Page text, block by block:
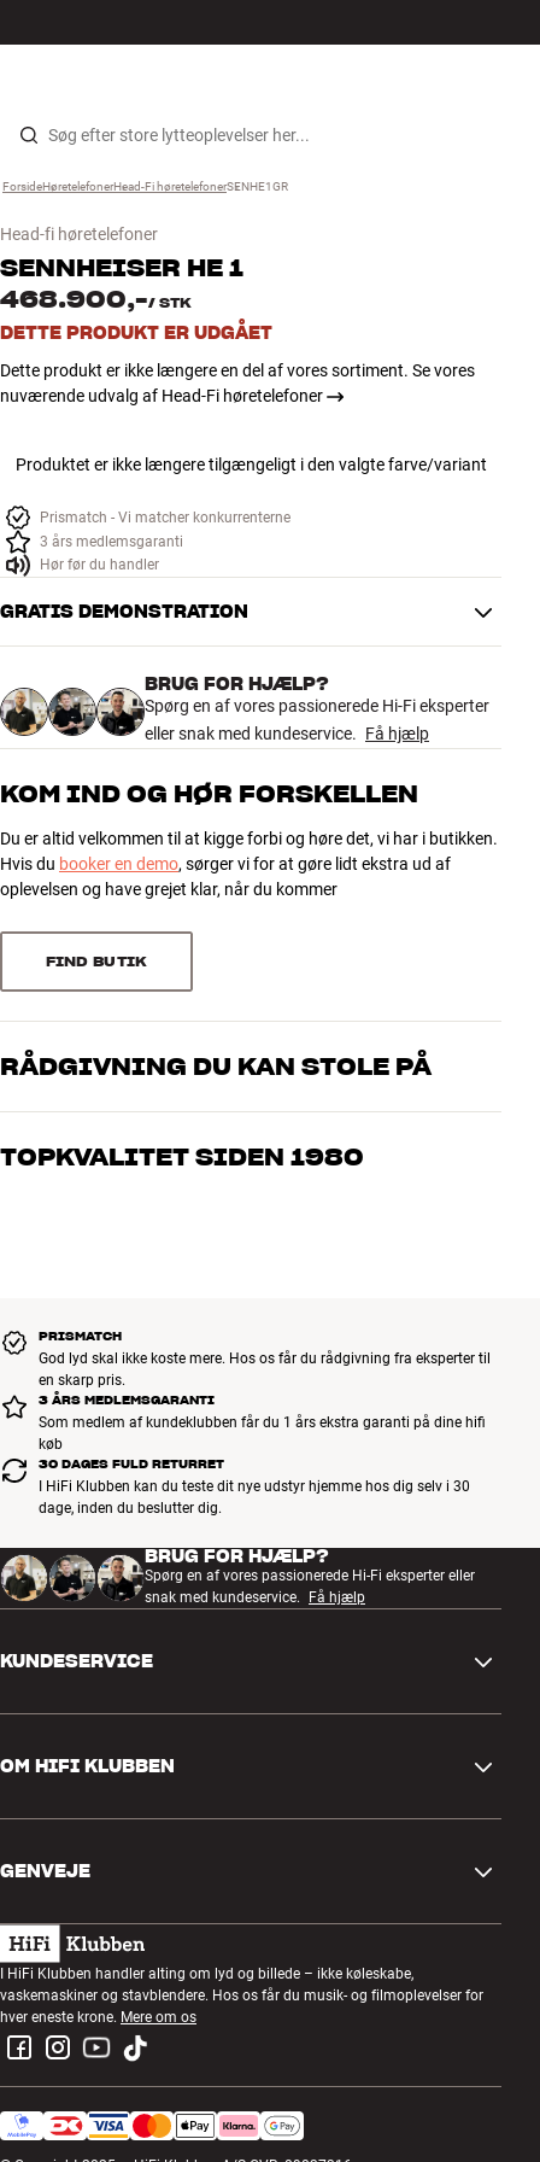
Gå til indhold
Højtaler
Høretelefoner
Surround
TV
Tilbehør
INSPIRATION
MÆRKER
NYHEDER
TILBUD
Find Butik
Kundeservice
Byg med Lyd
Forside ›
Høretelefoner ›
Head-Fi høretelefoner ›
SENHE1GR
Head-fi høretelefoner
SENNHEISER HE 1
468.900,-/ STK
DETTE PRODUKT ER UDGÅET
Dette produkt er ikke længere en del af vores sortiment. Se vores
nuværende udvalg af Head-Fi høretelefoner
Produktet er ikke længere tilgængeligt i den valgte farve/variant
Prismatch - Vi matcher konkurrenterne
3 års medlemsgaranti
Hør før du handler
GRATIS DEMONSTRATION
BRUG FOR HJÆLP?
Spørg en af vores passionerede Hi-Fi eksperter
eller snak med kundeservice. Få hjælp
KOM IND OG HØR FORSKELLEN
Du er altid velkommen til at kigge forbi og høre det, vi har i butikken.
Hvis du booker en demo, sørger vi for at gøre lidt ekstra ud af
oplevelsen og have grejet klar, når du kommer
FIND BUTIK
RÅDGIVNING DU KAN STOLE PÅ
Vores medarbejdere er ægte entusiaster, som kender produkterne
os, hvad du drømmer om – så finder vi den løsning, der passer
TOPKVALITET SIDEN 1980
PRISMATCH
God lyd skal ikke koste mere. Hos os får du rådgivning fra eksperter til
en skarp pris.
3 ÅRS MEDLEMSGARANTI
Som medlem af kundeklubben får du 1 års ekstra garanti på dine hifi
køb
30 DAGES FULD RETURRET
I HiFi Klubben kan du teste dit nye udstyr hjemme hos dig selv i 30
dage, inden du beslutter dig.
BRUG FOR HJÆLP?
Spørg en af vores passionerede Hi-Fi eksperter eller
snak med kundeservice.
Få hjælp
KUNDESERVICE
Retur og reklamation
Fortryd ordre
Handelsbetingelser
Privatlivspolitik
OM HIFI KLUBBEN
Kundeklub
Lytteaften
Konkurrencer
Job i HiFi Klubben
GENVEJE
Gavekort
Byg med lyd
Montering og installation
Retur af el-affald
I HiFi Klubben handler alting om lyd og billede – ikke køleskabe,
vaskemaskiner og stavblendere. Hos os får du musik- og filmoplevelser for
hver eneste krone. Mere om os